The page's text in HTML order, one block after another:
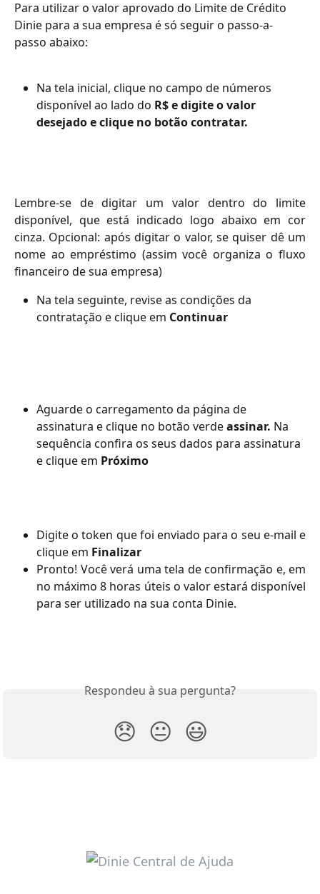
Para utilizar o valor aprovado do Limite de Crédito
Dinie para a sua empresa é só seguir o passo-a-
passo abaixo:
Na tela inicial, clique no campo de números
disponível ao lado do R$ e digite o valor
desejado e clique no botão contratar.
Lembre-se de digitar um valor dentro do limite
disponível, que está indicado logo abaixo em cor
cinza. Opcional: após digitar o valor, se quiser dê um
nome ao empréstimo (assim você organiza o fluxo
financeiro de sua empresa)
Na tela seguinte, revise as condições da
contratação e clique em Continuar
Aguarde o carregamento da página de
assinatura e clique no botão verde assinar. Na
sequência confira os seus dados para assinatura
e clique em Próximo
Digite o token que foi enviado para o seu e-mail e
clique em Finalizar
Pronto! Você verá uma tela de confirmação e, em
no máximo 8 horas úteis o valor estará disponível
para ser utilizado na sua conta Dinie.
Respondeu à sua pergunta?
😞 😐 😃